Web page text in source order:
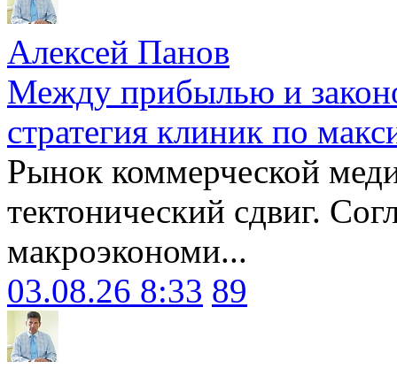
Алексей Панов
Между прибылью и
стратегия клиник по
Рынок коммерческой
тектонический сдвиг.
макроэкономи...
03.08.26 8:33 89